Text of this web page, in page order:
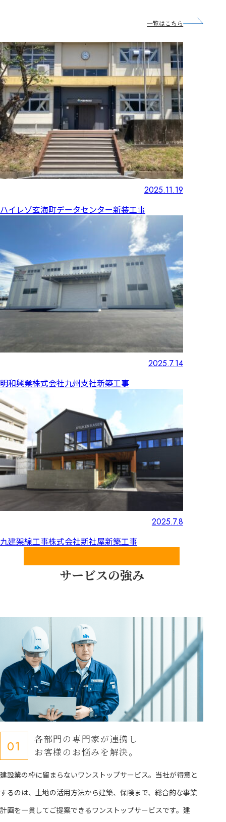
一覧はこちら
2025.11.19
ハイレゾ玄海町データセンター新装工事
2025.7.14
明和興業株式会社九州支社新築工事
2025.7.8
九建架線工事株式会社新社屋新築工事
サービスの強み
01
各部門の専門家が連携し
お客様のお悩みを解決。
建設業の枠に留まらないワンストップサービス。当社が得意と
するのは、土地の活用方法から建築、保険まで、総合的な事業
計画を一貫してご提案できるワンストップサービスです。建